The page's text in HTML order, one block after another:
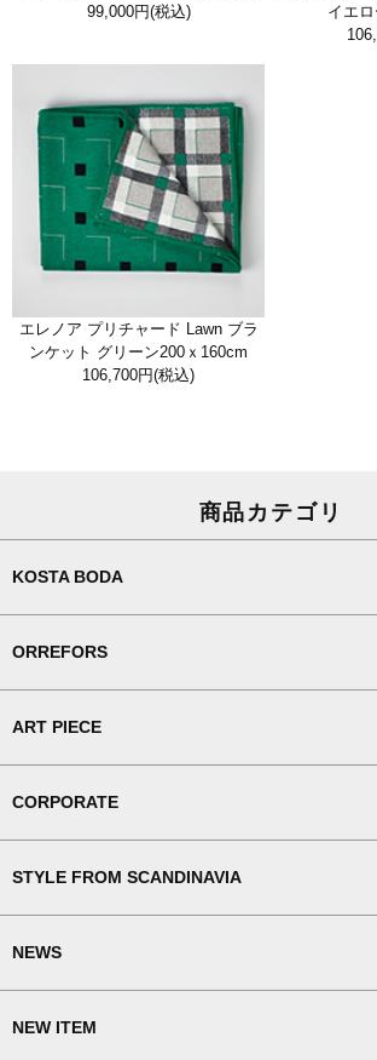
99,000円(税込)
イエ
エレノア プリチャード Lawn ブラ
ンケット グリーン200ｘ160cm
106,700円(税込)
商品カテゴリ
KOSTA BODA
ORREFORS
ART PIECE
CORPORATE
STYLE FROM SCANDINAVIA
NEWS
NEW ITEM